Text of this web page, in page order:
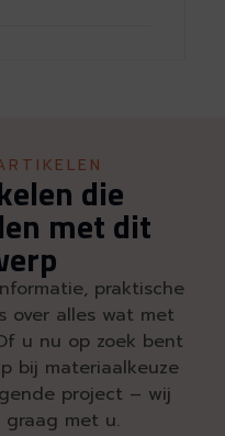
die
met dit
praktische
over alles wat met
u nu op zoek bent
bij materiaalkeuze
project – wij
met u.